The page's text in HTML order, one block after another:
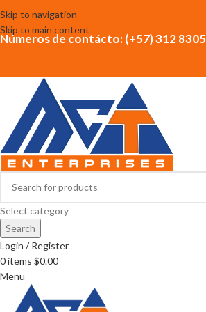
Skip to navigation
Skip to main content
Números de contácto: (+57) 312
Select category
Search
Login / Register
0items $0.00
Menu